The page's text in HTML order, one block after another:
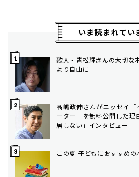
いま読まれてい
歌人・青松輝さんの大切な
より自由に
髙嶋政伸さんがエッセイ「
ーター」を無料公開した
居しない」インタビュー
この夏 子どもにおすすめの